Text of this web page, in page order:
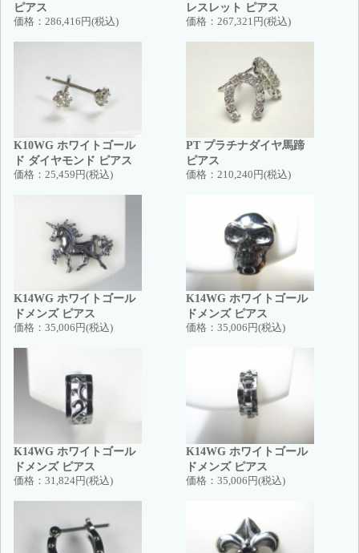
ピアス
価格： 286,416円(税込)
レスレット ピアス
価格： 267,321円(税込)
K10WG ホワイトゴール
ド ダイヤモンド ピアス
価格： 25,459円(税込)
PT プラチナダイヤ馬蹄
ピアス
価格： 210,240円(税込)
K14WG ホワイトゴール
ドメンズ ピアス
価格： 35,006円(税込)
K14WG ホワイトゴール
ドメンズ ピアス
価格： 35,006円(税込)
K14WG ホワイトゴール
ドメンズ ピアス
価格： 31,824円(税込)
K14WG ホワイトゴール
ドメンズ ピアス
価格： 35,006円(税込)